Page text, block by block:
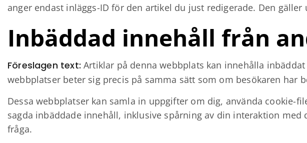
anger endast inläggs-ID för den artikel du just redigerade. Den gäller
Inbäddad innehåll från
Föreslagen text:Artiklar på denna webbplats kan innehålla
webbplatser beter sig precis på samma sätt som om besökaren har
Dessa webbplatser kan samla in uppgifter om dig, använda
sagda inbäddade innehåll, inklusive spårning av din interaktion
fråga.